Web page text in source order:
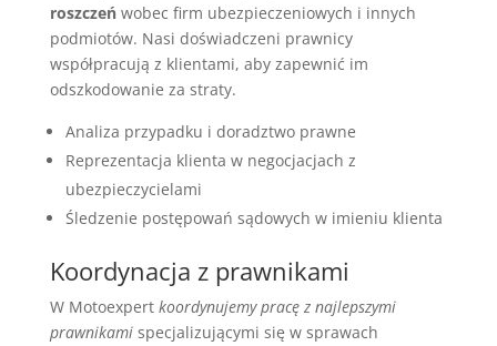
roszczeńwobec firm ubezpieczeniowych i innych
podmiotów. Nasi doświadczeni prawnicy
współpracują z klientami, aby zapewnić im
odszkodowanie za straty.
Analiza przypadku i doradztwo prawne
Reprezentacja klienta w negocjacjach z
ubezpieczycielami
Śledzenie postępowań sądowych w imieniu klienta
Koordynacja z prawnikami
W Motoexpert koordynujemy pracę z najlepszymi
prawnikamispecjalizującymi się w sprawach